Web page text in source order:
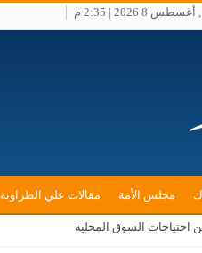
8 2026 | 2:35 م
مجلس الأمة مقالات علي الطراونة